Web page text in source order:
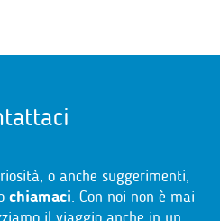
o anche suggerimenti,
chiamaci. Con noi non è mai